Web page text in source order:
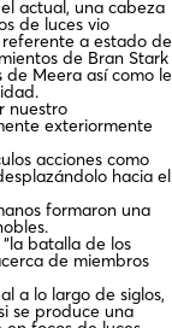
actual, una cabeza
de luces vio
a estado de
de Bran Stark
Meera así­ como le
nuestro
exteriormente
acciones como
hacia el
formaron una
batalla de los
de miembros
a lo largo de siglos,
se produce una